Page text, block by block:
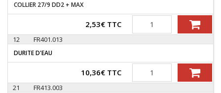
COLLIER 27/9 DD2 + MAX
2,53€ TTC Quantité
12 FR401.013
DURITE D'EAU
10,36€ TTC Quantité
21 FR413.003